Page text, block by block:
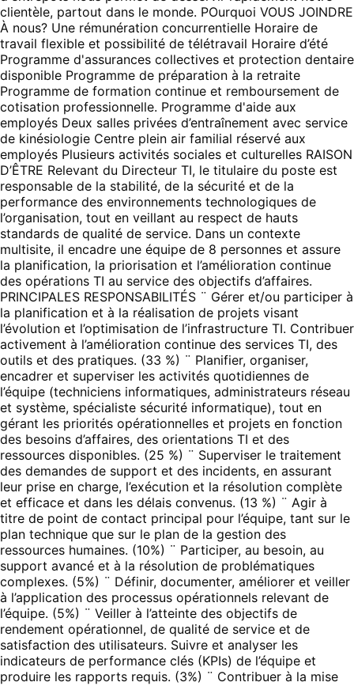
clientèle, partout dans le monde. POurquoi VOUS JOINDRE
À nous? Une rémunération concurrentielle Horaire de
travail flexible et possibilité de télétravail Horaire d’été
Programme d'assurances collectives et protection dentaire
disponible Programme de préparation à la retraite
Programme de formation continue et remboursement de
cotisation professionnelle. Programme d'aide aux
employés Deux salles privées d’entraînement avec service
de kinésiologie Centre plein air familial réservé aux
employés Plusieurs activités sociales et culturelles RAISON
D’ÊTRE Relevant du Directeur TI, le titulaire du poste est
responsable de la stabilité, de la sécurité et de la
performance des environnements technologiques de
l’organisation, tout en veillant au respect de hauts
standards de qualité de service. Dans un contexte
multisite, il encadre une équipe de 8 personnes et assure
la planification, la priorisation et l’amélioration continue
des opérations TI au service des objectifs d’affaires.
PRINCIPALES RESPONSABILITÉS ¨ Gérer et/ou participer à
la planification et à la réalisation de projets visant
l’évolution et l’optimisation de l’infrastructure TI. Contribuer
activement à l’amélioration continue des services TI, des
outils et des pratiques. (33 %) ¨ Planifier, organiser,
encadrer et superviser les activités quotidiennes de
l’équipe (techniciens informatiques, administrateurs réseau
et système, spécialiste sécurité informatique), tout en
gérant les priorités opérationnelles et projets en fonction
des besoins d’affaires, des orientations TI et des
ressources disponibles. (25 %) ¨ Superviser le traitement
des demandes de support et des incidents, en assurant
leur prise en charge, l’exécution et la résolution complète
et efficace et dans les délais convenus. (13 %) ¨ Agir à
titre de point de contact principal pour l’équipe, tant sur le
plan technique que sur le plan de la gestion des
ressources humaines. (10%) ¨ Participer, au besoin, au
support avancé et à la résolution de problématiques
complexes. (5%) ¨ Définir, documenter, améliorer et veiller
à l’application des processus opérationnels relevant de
l’équipe. (5%) ¨ Veiller à l’atteinte des objectifs de
rendement opérationnel, de qualité de service et de
satisfaction des utilisateurs. Suivre et analyser les
indicateurs de performance clés (KPIs) de l’équipe et
produire les rapports requis. (3%) ¨ Contribuer à la mise